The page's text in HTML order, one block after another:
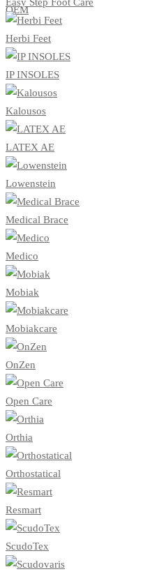
ΟΕΜ
Herbi Feet
IP INSOLES
Kalousos
LATEX AE
Lowenstein
Medical Brace
Medico
Mobiak
Mobiakcare
OnZen
Open Care
Orthia
Orthostatical
Resmart
ScudoTex